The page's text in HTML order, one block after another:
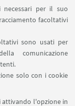
per il suo
facoltativi
sono usati per
comunicazione
solo con i cookie
attivando l'opzione in